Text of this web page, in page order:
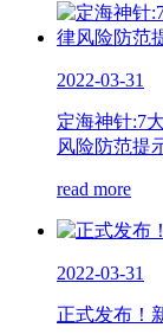
2022-03-31
定海神针:7
风险防范提
read more
2022-03-31
正式发布！